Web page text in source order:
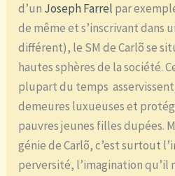
d’un Joseph Farrel par
de même et s’inscrivant dans
différent), le SM de Carlõ se
hautes sphères de la société.
plupart du temps
demeures luxueuses et
pauvres jeunes filles dupées.
génie de Carlõ, c’est surtout
perversité, l’imagination qu’il